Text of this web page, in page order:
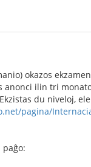
okazos
ilin tri
du niveloj,
pagina/